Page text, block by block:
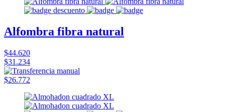
Alfombra fibra natural
$44.620
$31.234
$26.772